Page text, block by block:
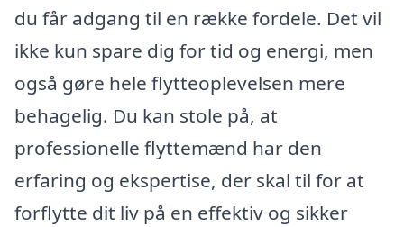
du får adgang til en række fordele. Det vil
ikke kun spare dig for tid og energi, men
også gøre hele flytteoplevelsen mere
behagelig. Du kan stole på, at
professionelle flyttemænd har den
erfaring og ekspertise, der skal til for at
forflytte dit liv på en effektiv og sikker